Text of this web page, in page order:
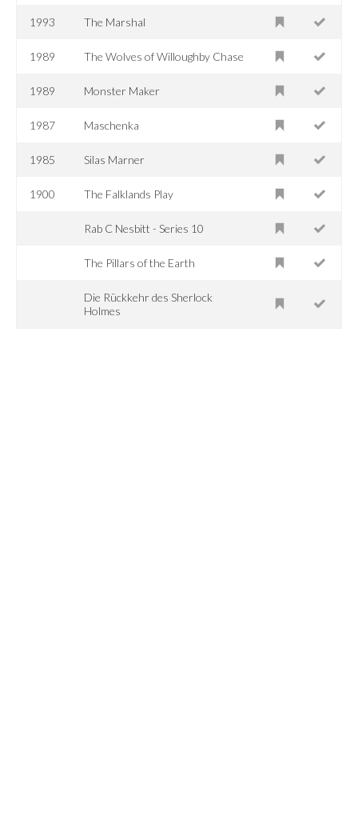
1993 The Marshal
1989 The Wolves of Willoughby Chase
1989 Monster Maker
1987 Maschenka
1985 Silas Marner
1900 The Falklands Play
Rab C Nesbitt - Series 10
The Pillars of the Earth
Die Rückkehr des Sherlock
Holmes